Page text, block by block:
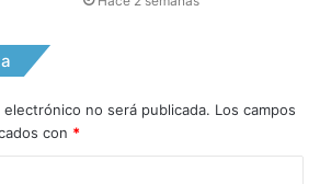
no será publicada. Los campos
con *